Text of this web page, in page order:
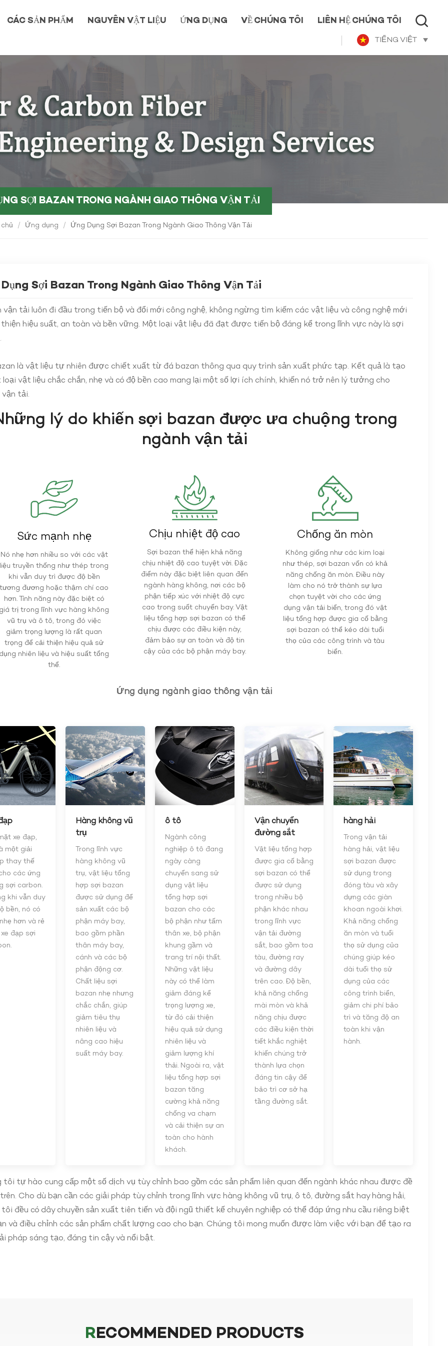
CÁC SẢN PHẨM NGUYÊN VẬT LIỆU ỨNG DỤNG VỀ CHÚNG TÔI
LIÊN HỆ CHÚNG TÔI
TIẾNG VIỆT
SỢI BAZAN TRONG NGÀNH GIAO THÔNG VẬN TẢI
/ Ứng dụng / Ứng Dụng Sợi Bazan Trong Ngành Giao Thông Vận Tải
Sợi Bazan Trong Ngành Giao Thông Vận Tải
vận tải luôn đi đầu trong tiến bộ và đổi mới công nghệ, không ngừng tìm kiếm các vật liệu và công nghệ mới
hiệu suất, an toàn và bền vững. Một loại vật liệu đã đạt được tiến bộ đáng kể trong lĩnh vực này là sợi
là vật liệu tự nhiên được chiết xuất từ đá bazan thông qua quy trình sản xuất phức tạp. Kết quả là tạo
loại vật liệu chắc chắn, nhẹ và có độ bền cao mang lại một số lợi ích chính, khiến nó trở nên lý tưởng cho
tải.
lý do khiến sợi bazan được ưa chuộng trong
ngành vận tải
Sức mạnh nhẹ
Nó nhẹ hơn nhiều so với các vật
liệu truyền thống như thép trong
khi vẫn duy trì được độ bền
tương đương hoặc thậm chí cao
hơn. Tính năng này đặc biệt có
giá trị trong lĩnh vực hàng không
vũ trụ và ô tô, trong đó việc
giảm trọng lượng là rất quan
trọng để cải thiện hiệu quả sử
dụng nhiên liệu và hiệu suất tổng
thể.
Chịu nhiệt độ cao
Sợi bazan thể hiện khả năng
chịu nhiệt độ cao tuyệt vời. Đặc
điểm này đặc biệt liên quan đến
ngành hàng không, nơi các bộ
phận tiếp xúc với nhiệt độ cực
cao trong suốt chuyến bay. Vật
liệu tổng hợp sợi bazan có thể
chịu được các điều kiện này,
đảm bảo sự an toàn và độ tin
cậy của các bộ phận máy bay.
Chống ăn mòn
Không giống như các kim loại
như thép, sợi bazan vốn có khả
năng chống ăn mòn. Điều này
làm cho nó trở thành sự lựa
chọn tuyệt vời cho các ứng
dụng vận tải biển, trong đó vật
liệu tổng hợp được gia cố bằng
sợi bazan có thể kéo dài tuổi
thọ của các công trình và tàu
biển.
Ứng dụng ngành giao thông vận tải
xe đạp,
một giải
thay thế
các ứng
sợi carbon.
khi vẫn duy
bền, nó có
hơn và rẻ
đạp sợi
Hàng không vũ
trụ
Trong lĩnh vực
hàng không vũ
trụ, vật liệu tổng
hợp sợi bazan
được sử dụng để
sản xuất các bộ
phận máy bay,
bao gồm phần
thân máy bay,
cánh và các bộ
phận động cơ.
Chất liệu sợi
bazan nhẹ nhưng
chắc chắn, giúp
giảm tiêu thụ
nhiên liệu và
nâng cao hiệu
suất máy bay.
ô tô
Ngành công
nghiệp ô tô đang
ngày càng
chuyển sang sử
dụng vật liệu
tổng hợp sợi
bazan cho các
bộ phận như tấm
thân xe, bộ phận
khung gầm và
trang trí nội thất.
Những vật liệu
này có thể làm
giảm đáng kể
trọng lượng xe,
từ đó cải thiện
hiệu quả sử dụng
nhiên liệu và
giảm lượng khí
thải. Ngoài ra, vật
liệu tổng hợp sợi
bazan tăng
cường khả năng
chống va chạm
và cải thiện sự an
toàn cho hành
khách.
Vận chuyển
đường sắt
Vật liệu tổng hợp
được gia cố bằng
sợi bazan có thể
được sử dụng
trong nhiều bộ
phận khác nhau
trong lĩnh vực
vận tải đường
sắt, bao gồm toa
tàu, đường ray
và đường dây
trên cao. Độ bền,
khả năng chống
mài mòn và khả
năng chịu được
các điều kiện thời
tiết khắc nghiệt
khiến chúng trở
thành lựa chọn
đáng tin cậy để
bảo trì cơ sở hạ
tầng đường sắt.
hàng hải
Trong vận tải
hàng hải, vật liệu
sợi bazan được
sử dụng trong
đóng tàu và xây
dựng các giàn
khoan ngoài khơi.
Khả năng chống
ăn mòn và tuổi
thọ sử dụng của
chúng giúp kéo
dài tuổi thọ sử
dụng của các
công trình biển,
giảm chi phí bảo
trì và tăng độ an
toàn khi vận
hành.
tôi tự hào cung cấp một số dịch vụ tùy chỉnh bao gồm các sản phẩm liên quan đến ngành khác nhau được đề
Cho dù bạn cần các giải pháp tùy chỉnh trong lĩnh vực hàng không vũ trụ, ô tô, đường sắt hay hàng hải,
tôi đều có dây chuyền sản xuất tiên tiến và đội ngũ thiết kế chuyên nghiệp có thể đáp ứng nhu cầu riêng biệt
và điều chỉnh các sản phẩm chất lượng cao cho bạn. Chúng tôi mong muốn được làm việc với bạn để tạo ra
pháp sáng tạo, đáng tin cậy và nổi bật.
RECOMMENDED PRODUCTS